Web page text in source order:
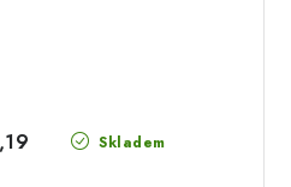
Skladem